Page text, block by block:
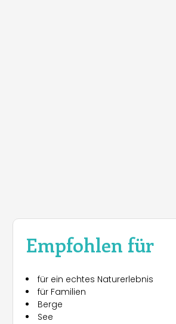
Empfohlen für
für ein echtes Naturerlebnis
für Familien
Berge
See